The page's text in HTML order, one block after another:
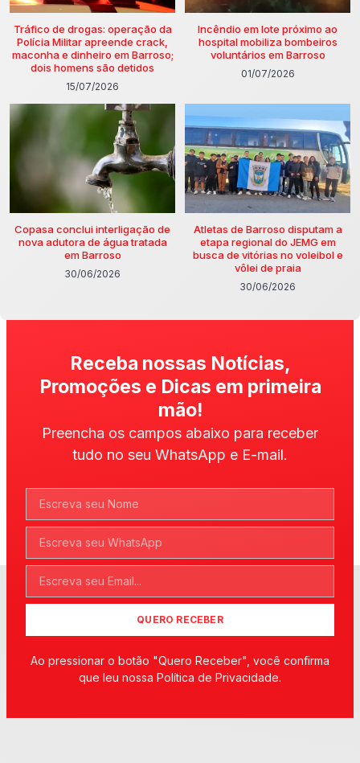
Tráfico de drogas: operação da
Polícia Militar apreende crack,
maconha e dinheiro em Barroso;
dois homens são detidos
15/07/2026
Incêndio em lote próximo ao
hospital mobiliza bombeiros
voluntários em Barroso
01/07/2026
Copasa conclui interligação de
nova adutora de água tratada
em Barroso
30/06/2026
Atletas de Barroso disputam a
etapa regional do JEMG em
busca de vitórias no voleibol e
vôlei de praia
30/06/2026
Receba nossas Notícias,
Promoções e Dicas em primeira
mão!
Preencha os campos abaixo para receber
tudo no seu WhatsApp e E-mail.
QUERO RECEBER
Ao pressionar o botão "Quero Receber", você confirma
que leu nossa Política de Privacidade.